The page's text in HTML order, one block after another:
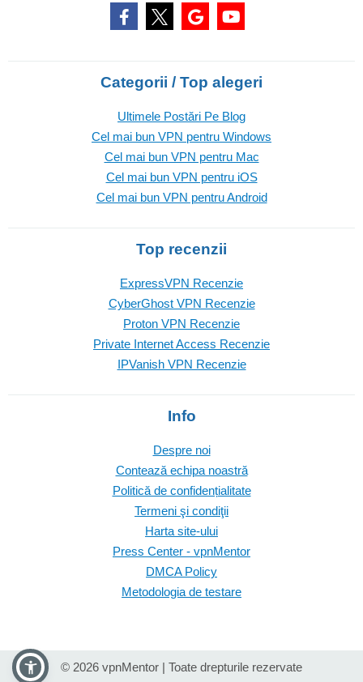
Categorii / Top alegeri
Ultimele Postări Pe Blog
Cel mai bun VPN pentru Windows
Cel mai bun VPN pentru Mac
Cel mai bun VPN pentru iOS
Cel mai bun VPN pentru Android
Top recenzii
ExpressVPN Recenzie
CyberGhost VPN Recenzie
Proton VPN Recenzie
Private Internet Access Recenzie
IPVanish VPN Recenzie
Info
Despre noi
Contează echipa noastră
Politică de confidențialitate
Termeni şi condiţii
Harta site-ului
Press Center - vpnMentor
DMCA Policy
Metodologia de testare
© 2026 vpnMentor | Toate drepturile rezervate